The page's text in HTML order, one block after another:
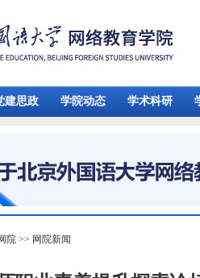
建思政 学院动态 学术科研
院 >> 网院新闻